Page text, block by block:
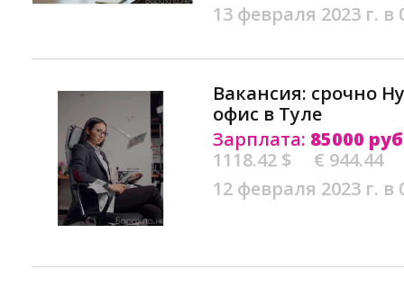
13 февраля 2023 г. в
Вакансия: срочно
офис в Туле
Зарплата: 85000
1118.42 $
€ 944.44
12 февраля 2023 г. в